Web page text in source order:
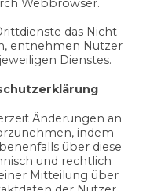
das Nicht-
entnehmen Nutzer
Dienstes.
Änderungen an
indem
über diese
und rechtlich
Mitteilung über